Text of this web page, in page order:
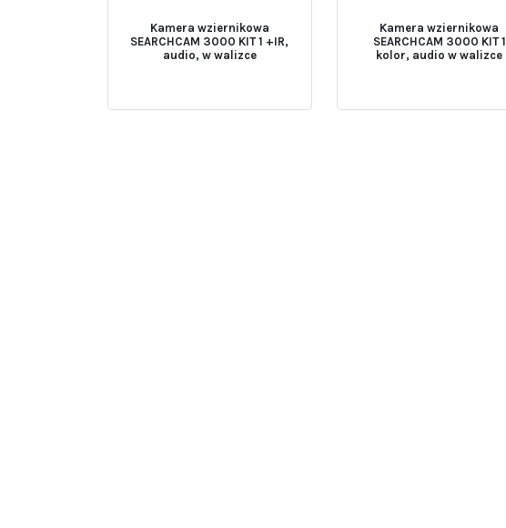
Kamera wziernikowa
SEARCHCAM 3000 KIT 1 +IR,
audio, w walizce
Kamera wziernikowa
SEARCHCAM 3000 KIT 1
kolor, audio w walizce